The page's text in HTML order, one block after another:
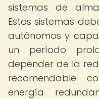
sistemas de
Estos sistemas
autónomos y
un período
depender de la
recomendable
energía